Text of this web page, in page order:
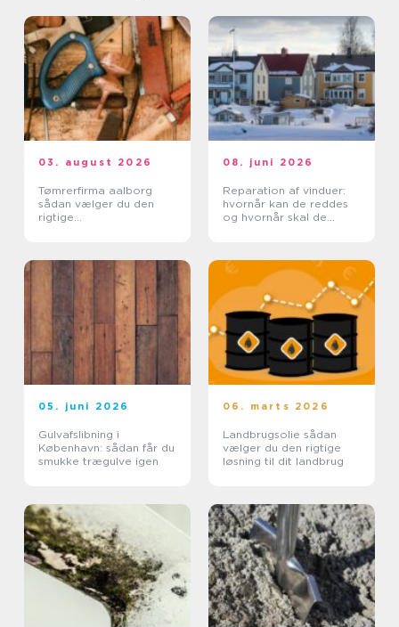
03. august 2026
Tømrerfirma aalborg
sådan vælger du den
rigtige
08. juni 2026
Reparation af vinduer:
hvornår kan de reddes
og hvornår skal de
05. juni 2026
Gulvafslibning i
København: sådan får du
smukke trægulve igen
06. marts 2026
Landbrugsolie sådan
vælger du den rigtige
løsning til dit landbrug